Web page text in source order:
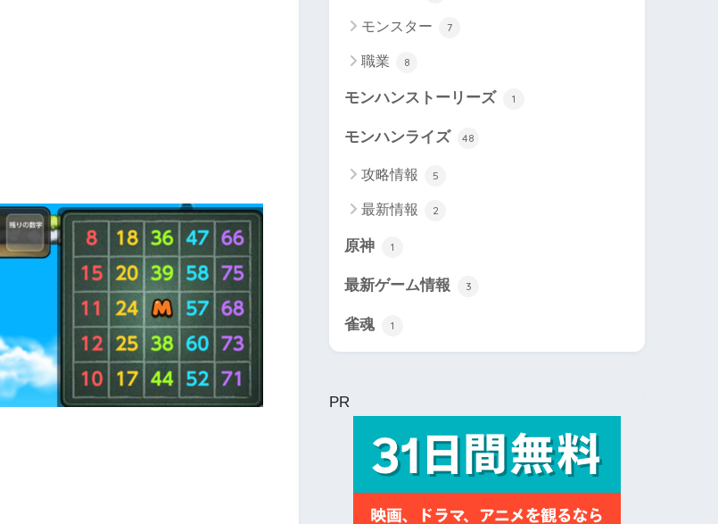
モンスター 7
職業 8
モンハンストーリーズ 1
モンハンライズ 48
攻略情報 5
最新情報 2
原神 1
最新ゲーム情報 3
雀魂 1
PR